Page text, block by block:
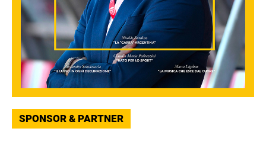
SPONSOR & PARTNER